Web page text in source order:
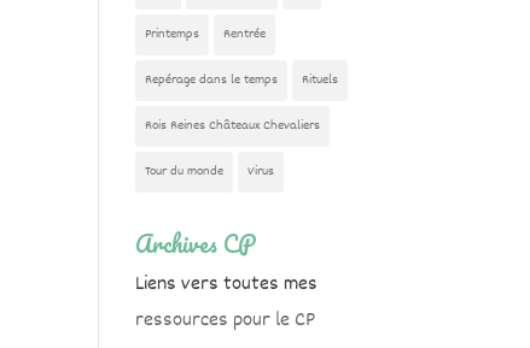
Printemps Rentrée
Repérage dans le temps Rituels
Rois Reines Châteaux Chevaliers
Tour du monde Virus
Archives CP
Liens vers toutes mes
ressources pour le CP